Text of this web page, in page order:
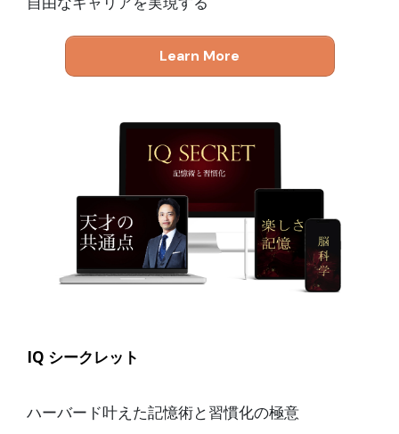
Learn More
IQ シークレット
ハーバード叶えた記憶術と習慣化の極意